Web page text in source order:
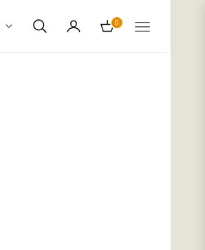
0
Winkelwagen